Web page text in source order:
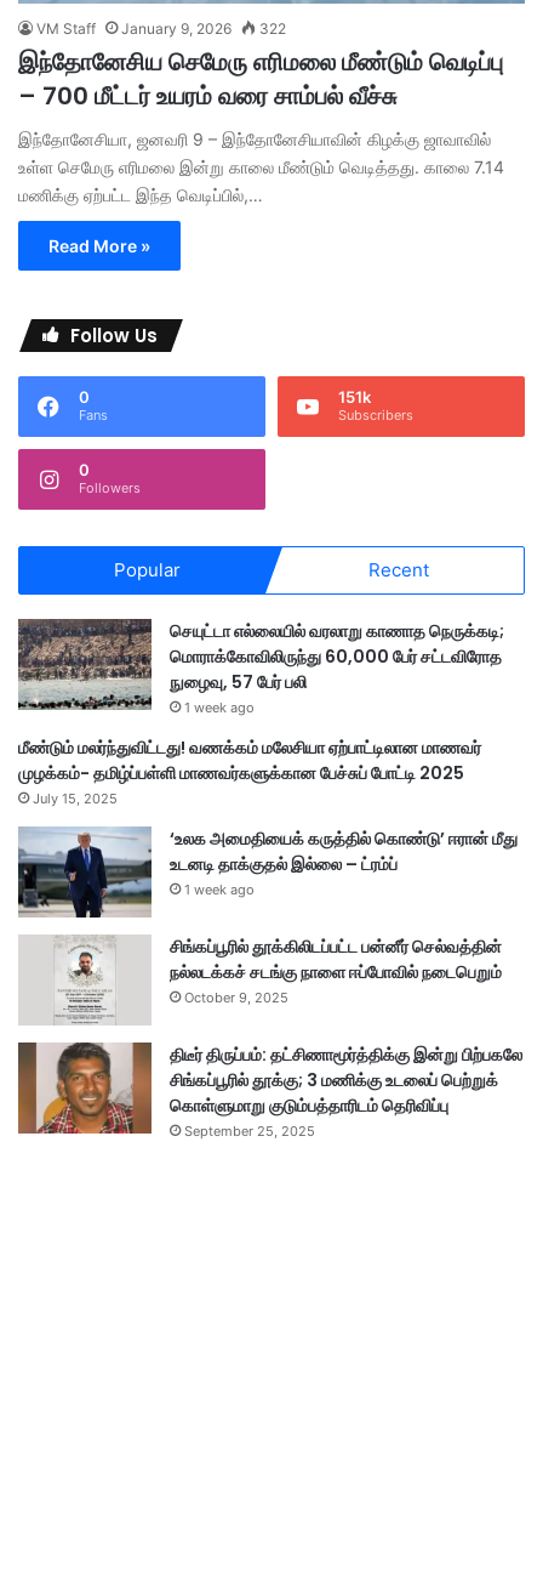
VM Staff January 9, 2026 322
இந்தோனேசிய செமேரு எரிமலை மீண்டும் வெடிப்பு
– 700 மீட்டர் உயரம் வரை சாம்பல் வீச்சு
இந்தோனேசியா, ஜனவரி 9 – இந்தோனேசியாவின் கிழக்கு ஜாவாவில்
உள்ள செமேரு எரிமலை இன்று காலை மீண்டும் வெடித்தது. காலை 7.14
மணிக்கு ஏற்பட்ட இந்த வெடிப்பில்,…
Read More »
Follow Us
0
Fans
151k
Subscribers
0
Followers
Popular Recent
செயுட்டா எல்லையில் வரலாறு காணாத நெருக்கடி;
மொராக்கோவிலிருந்து 60,000 பேர் சட்டவிரோத
நுழைவு, 57 பேர் பலி
1 week ago
மீண்டும் மலர்ந்துவிட்டது! வணக்கம் மலேசியா ஏற்பாட்டிலான மாணவர்
முழக்கம்- தமிழ்ப்பள்ளி மாணவர்களுக்கான பேச்சுப் போட்டி 2025
July 15, 2025
‘உலக அமைதியைக் கருத்தில் கொண்டு’ ஈரான் மீது
உடனடி தாக்குதல் இல்லை – ட்ரம்ப்
1 week ago
சிங்கப்பூரில் தூக்கிலிடப்பட்ட பன்னீர் செல்வத்தின்
நல்லடக்கச் சடங்கு நாளை ஈப்போவில் நடைபெறும்
October 9, 2025
திடீர் திருப்பம்: தட்சிணாமூர்த்திக்கு இன்று பிற்பகலே
சிங்கப்பூரில் தூக்கு; 3 மணிக்கு உடலைப் பெற்றுக்
கொள்ளுமாறு குடும்பத்தாரிடம் தெரிவிப்பு
September 25, 2025